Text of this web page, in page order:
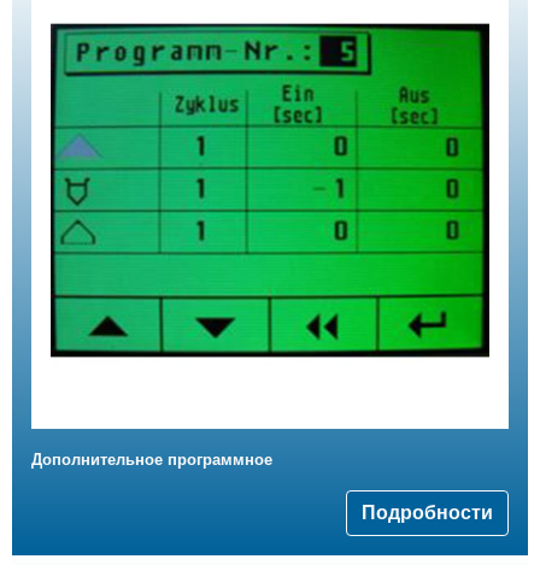
Дополнительное программное
Подробности